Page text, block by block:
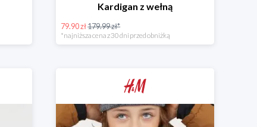
Kardigan z wełną
79.90 zł179.99 zł*
*najniższa cena z 30 dni przed obniżką